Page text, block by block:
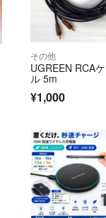
その他
UGREEN RCA
ル 5m
¥1,000